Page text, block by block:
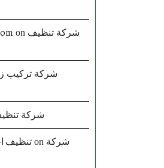
on شركة تنظيف
شركة تركيب
شركة
تنظيف on شركة